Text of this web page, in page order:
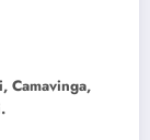
Camavinga,